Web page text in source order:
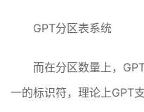
GPT分区表系统
而在分区数量上，
一的标识符，理论上GPT